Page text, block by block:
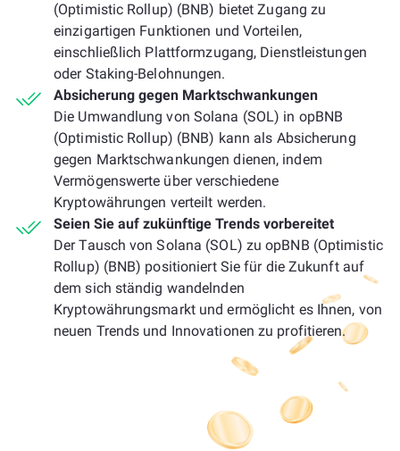
(Optimistic Rollup) (BNB) bietet Zugang zu
einzigartigen Funktionen und Vorteilen,
einschließlich Plattformzugang, Dienstleistungen
oder Staking-Belohnungen.
Absicherung gegen Marktschwankungen
Die Umwandlung von Solana (SOL) in opBNB
(Optimistic Rollup) (BNB) kann als Absicherung
gegen Marktschwankungen dienen, indem
Vermögenswerte über verschiedene
Kryptowährungen verteilt werden.
Seien Sie auf zukünftige Trends vorbereitet
Der Tausch von Solana (SOL) zu opBNB (Optimistic
Rollup) (BNB) positioniert Sie für die Zukunft auf
dem sich ständig wandelnden
Kryptowährungsmarkt und ermöglicht es Ihnen, von
neuen Trends und Innovationen zu profitieren.